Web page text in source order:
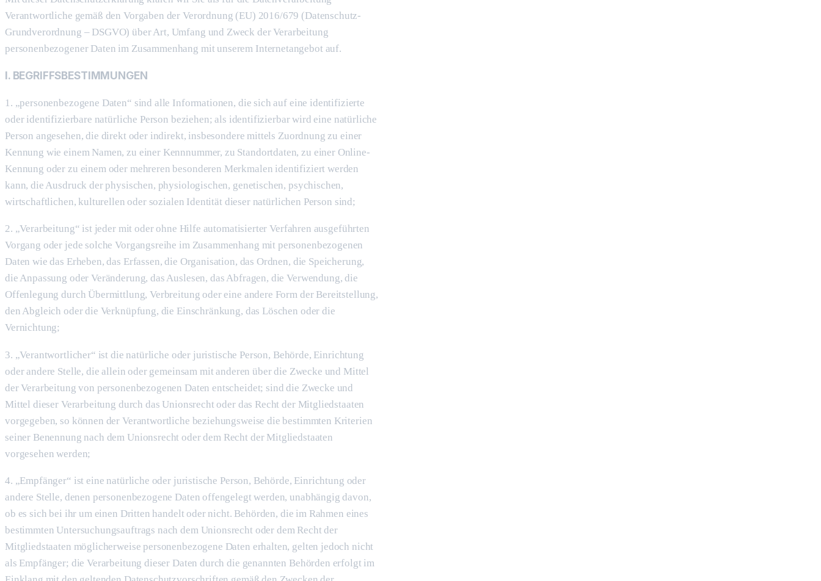
Verantwortliche gemäß den Vorgaben der Verordnung (EU) 2016/679 (Datenschutz-
Grundverordnung – DSGVO) über Art, Umfang und Zweck der Verarbeitung
personenbezogener Daten im Zusammenhang mit unserem Internetangebot auf.
I. BEGRIFFSBESTIMMUNGEN
1. „personenbezogene Daten“ sind alle Informationen, die sich auf eine identifizierte
oder identifizierbare natürliche Person beziehen; als identifizierbar wird eine natürliche
Person angesehen, die direkt oder indirekt, insbesondere mittels Zuordnung zu einer
Kennung wie einem Namen, zu einer Kennnummer, zu Standortdaten, zu einer Online-
Kennung oder zu einem oder mehreren besonderen Merkmalen identifiziert werden
kann, die Ausdruck der physischen, physiologischen, genetischen, psychischen,
wirtschaftlichen, kulturellen oder sozialen Identität dieser natürlichen Person sind;
2. „Verarbeitung“ ist jeder mit oder ohne Hilfe automatisierter Verfahren ausgeführten
Vorgang oder jede solche Vorgangsreihe im Zusammenhang mit personenbezogenen
Daten wie das Erheben, das Erfassen, die Organisation, das Ordnen, die Speicherung,
die Anpassung oder Veränderung, das Auslesen, das Abfragen, die Verwendung, die
Offenlegung durch Übermittlung, Verbreitung oder eine andere Form der Bereitstellung,
den Abgleich oder die Verknüpfung, die Einschränkung, das Löschen oder die
Vernichtung;
3. „Verantwortlicher“ ist die natürliche oder juristische Person, Behörde, Einrichtung
oder andere Stelle, die allein oder gemeinsam mit anderen über die Zwecke und Mittel
der Verarbeitung von personenbezogenen Daten entscheidet; sind die Zwecke und
Mittel dieser Verarbeitung durch das Unionsrecht oder das Recht der Mitgliedstaaten
vorgegeben, so können der Verantwortliche beziehungsweise die bestimmten Kriterien
seiner Benennung nach dem Unionsrecht oder dem Recht der Mitgliedstaaten
vorgesehen werden;
4. „Empfänger“ ist eine natürliche oder juristische Person, Behörde, Einrichtung oder
andere Stelle, denen personenbezogene Daten offengelegt werden, unabhängig davon,
ob es sich bei ihr um einen Dritten handelt oder nicht. Behörden, die im Rahmen eines
bestimmten Untersuchungsauftrags nach dem Unionsrecht oder dem Recht der
Mitgliedstaaten möglicherweise personenbezogene Daten erhalten, gelten jedoch nicht
als Empfänger; die Verarbeitung dieser Daten durch die genannten Behörden erfolgt im